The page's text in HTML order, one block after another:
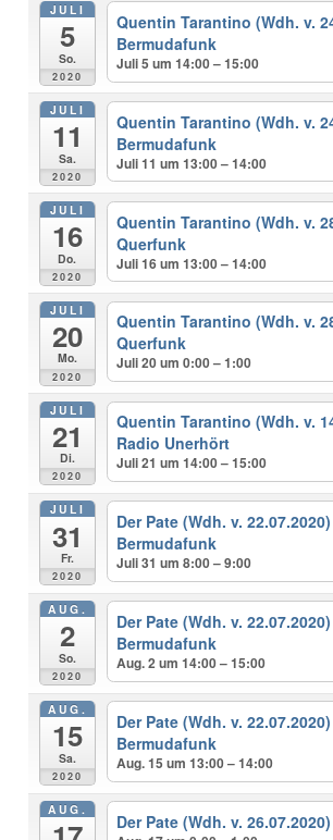
JULI
5
So.
2020
Quentin Tarantino (Wdh. v.
Bermudafunk
Juli 5 um 14:00 – 15:00
JULI
11
Sa.
2020
Quentin Tarantino (Wdh. v.
Bermudafunk
Juli 11 um 13:00 – 14:00
JULI
16
Do.
2020
Quentin Tarantino (Wdh. v.
Querfunk
Juli 16 um 13:00 – 14:00
JULI
20
Mo.
2020
Quentin Tarantino (Wdh. v.
Querfunk
Juli 20 um 0:00 – 1:00
JULI
21
Di.
2020
Quentin Tarantino (Wdh. v.
Radio Unerhört
Juli 21 um 14:00 – 15:00
JULI
31
Fr.
2020
Der Pate (Wdh. v. 22.07.2020)
Bermudafunk
Juli 31 um 8:00 – 9:00
AUG.
2
So.
2020
Der Pate (Wdh. v. 22.07.2020)
Bermudafunk
Aug. 2 um 14:00 – 15:00
AUG.
15
Sa.
2020
Der Pate (Wdh. v. 22.07.2020)
Bermudafunk
Aug. 15 um 13:00 – 14:00
AUG.
Der Pate (Wdh. v. 26.07.2020)